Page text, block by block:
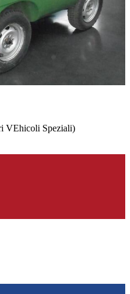
VEhicoli Speziali)